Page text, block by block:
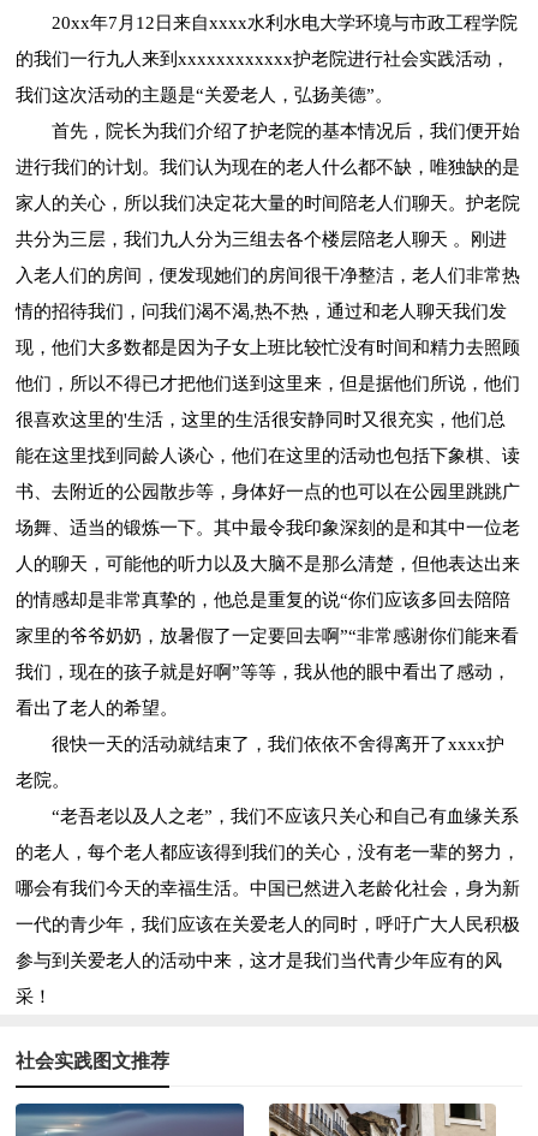
20xx年7月12日来自xxxx水利水电大学环境与市政工程学院
的我们一行九人来到xxxxxxxxxxxx护老院进行社会实践活动，
我们这次活动的主题是“关爱老人，弘扬美德”。
首先，院长为我们介绍了护老院的基本情况后，我们便开始
进行我们的计划。我们认为现在的老人什么都不缺，唯独缺的是
家人的关心，所以我们决定花大量的时间陪老人们聊天。护老院
共分为三层，我们九人分为三组去各个楼层陪老人聊天 。刚进
入老人们的房间，便发现她们的房间很干净整洁，老人们非常热
情的招待我们，问我们渴不渴,热不热，通过和老人聊天我们发
现，他们大多数都是因为子女上班比较忙没有时间和精力去照顾
他们，所以不得已才把他们送到这里来，但是据他们所说，他们
很喜欢这里的'生活，这里的生活很安静同时又很充实，他们总
能在这里找到同龄人谈心，他们在这里的活动也包括下象棋、读
书、去附近的公园散步等，身体好一点的也可以在公园里跳跳广
场舞、适当的锻炼一下。其中最令我印象深刻的是和其中一位老
人的聊天，可能他的听力以及大脑不是那么清楚，但他表达出来
的情感却是非常真挚的，他总是重复的说“你们应该多回去陪陪
家里的爷爷奶奶，放暑假了一定要回去啊”“非常感谢你们能来看
我们，现在的孩子就是好啊”等等，我从他的眼中看出了感动，
看出了老人的希望。
很快一天的活动就结束了，我们依依不舍得离开了xxxx护
老院。
“老吾老以及人之老”，我们不应该只关心和自己有血缘关系
的老人，每个老人都应该得到我们的关心，没有老一辈的努力，
哪会有我们今天的幸福生活。中国已然进入老龄化社会，身为新
一代的青少年，我们应该在关爱老人的同时，呼吁广大人民积极
参与到关爱老人的活动中来，这才是我们当代青少年应有的风
采！
社会实践图文推荐